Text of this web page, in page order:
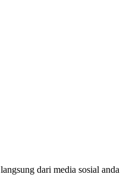
dari media sosial anda